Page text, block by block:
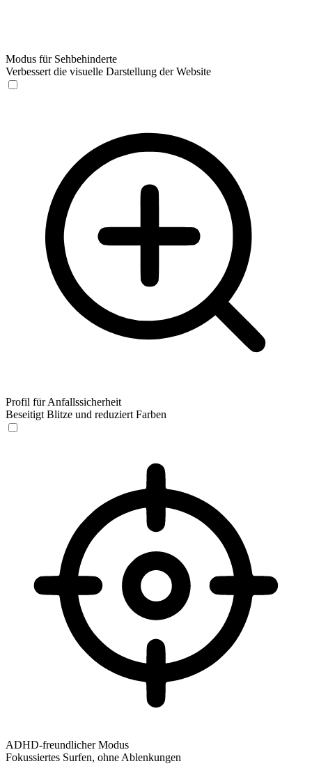
Modus für Sehbehinderte
Verbessert die visuelle Darstellung der Website
Profil für Anfallssicherheit
Beseitigt Blitze und reduziert Farben
ADHD-freundlicher Modus
Fokussiertes Surfen, ohne Ablenkungen